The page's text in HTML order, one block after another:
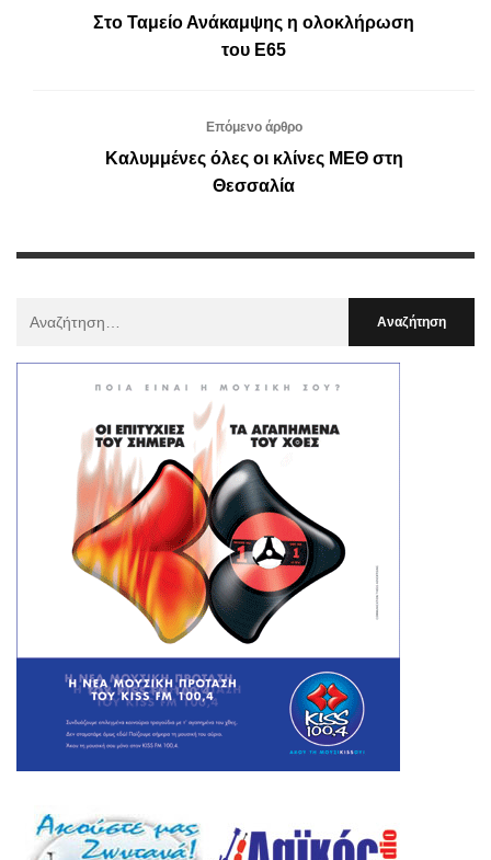
Στο Ταμείο Ανάκαμψης η ολοκλήρωση
του Ε65
Επόμενο άρθρο
Καλυμμένες όλες οι κλίνες ΜΕΘ στη
Θεσσαλία
: